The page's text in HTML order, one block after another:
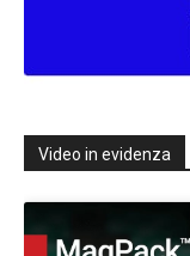
Video in evidenza